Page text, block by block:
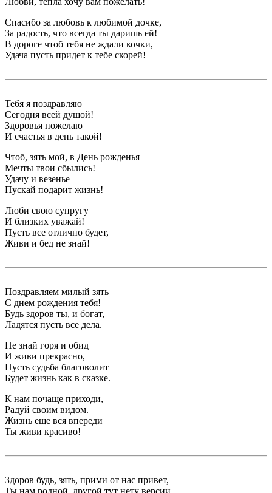
Спасибо за любовь к любимой дочке,
За радость, что всегда ты даришь ей!
В дороге чтоб тебя не ждали кочки,
Удача пусть придет к тебе скорей!
Тебя я поздравляю
Сегодня всей душой!
Здоровья пожелаю
И счастья в день такой!
Чтоб, зять мой, в День рожденья
Мечты твои сбылись!
Удачу и везенье
Пускай подарит жизнь!
Люби свою супругу
И близких уважай!
Пусть все отлично будет,
Живи и бед не знай!
Поздравляем милый зять
С днем рождения тебя!
Будь здоров ты, и богат,
Ладятся пусть все дела.
Не знай горя и обид
И живи прекрасно,
Пусть судьба благоволит
Будет жизнь как в сказке.
К нам почаще приходи,
Радуй своим видом.
Жизнь еще вся впереди
Ты живи красиво!
Здоров будь, зять, прими от нас привет,
Ты нам родной, другой тут нету версии,